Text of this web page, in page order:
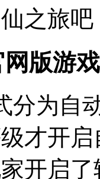
之旅吧
版游
分为自
才开
开启